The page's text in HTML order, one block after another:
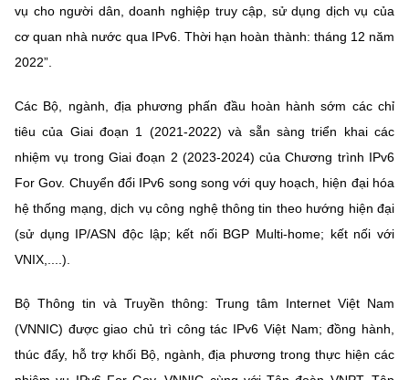
vụ cho người dân, doanh nghiệp truy cập, sử dụng dịch vụ của
cơ quan nhà nước qua IPv6. Thời hạn hoàn thành: tháng 12 năm
2022”.
Các Bộ, ngành, địa phương phấn đầu hoàn hành sớm các chỉ
tiêu của Giai đoạn 1 (2021-2022) và sẵn sàng triển khai các
nhiệm vụ trong Giai đoạn 2 (2023-2024) của Chương trình IPv6
For Gov. Chuyển đổi IPv6 song song với quy hoạch, hiện đại hóa
hệ thống mạng, dịch vụ công nghệ thông tin theo hướng hiện đại
(sử dụng IP/ASN độc lập; kết nối BGP Multi-home; kết nối với
VNIX,....).
Bộ Thông tin và Truyền thông: Trung tâm Internet Việt Nam
(VNNIC) được giao chủ trì công tác IPv6 Việt Nam; đồng hành,
thúc đẩy, hỗ trợ khối Bộ, ngành, địa phương trong thực hiện các